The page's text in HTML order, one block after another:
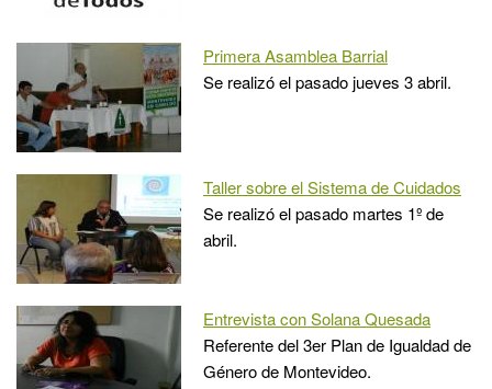
Primera Asamblea Barrial
Se realizó el pasado jueves 3 abril.
Taller sobre el Sistema de Cuidados
Se realizó el pasado martes 1º de
abril.
Entrevista con Solana Quesada
Referente del 3er Plan de Igualdad de
Género de Montevideo.